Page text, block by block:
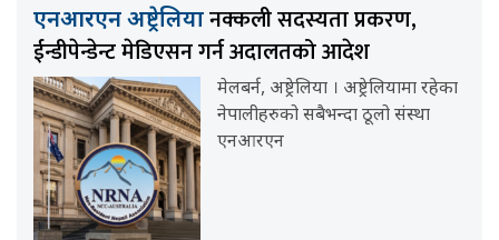
एनआरएन अष्ट्रेलियानक्कली सदस्यता प्रकरण,
ईन्डीपेन्डेन्ट मेडिएसन गर्न अदालतको आदेश
मेलबर्न, अष्ट्रेलिया । अष्ट्रेलियामा रहेका
नेपालीहरुको सबैभन्दा ठूलो संस्था
एनआरएन